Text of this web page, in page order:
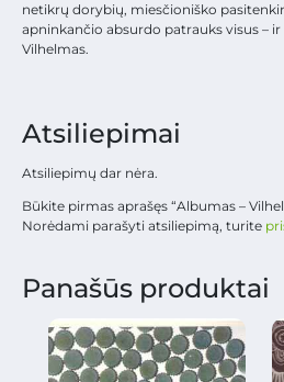
netikrų dorybių, miesčioniško
apninkančio absurdo patrauks visus –
Vilhelmas.
Atsiliepimai
Atsiliepimų dar nėra.
Būkite pirmas aprašęs “Albumas –
Norėdami parašyti atsiliepimą, turite
Panašūs produktai